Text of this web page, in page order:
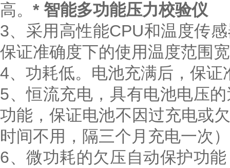
高。 * 智能多功能压力校验仪
3、采用高性能CPU和温度传
保证准确度下的使用温度范围
4、功耗低。电池充满后，保
5、恒流充电，具有电池电压
功能，保证电池不因过充电或
时间不用，隔三个月充电一次
6、微功耗的欠压自动保护功